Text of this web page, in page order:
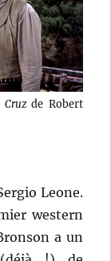
Cruzde Robert
Leone.
western
a un